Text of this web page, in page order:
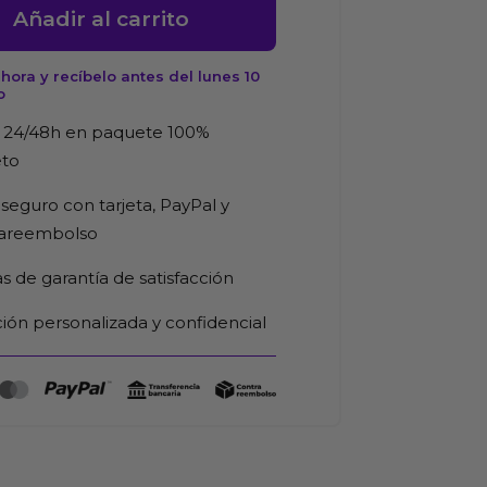
Añadir al carrito
y recíbelo antes del lunes 10
24/48h en paquete 100%
con tarjeta, PayPal y
de garantía de satisfacción
personalizada y confidencial